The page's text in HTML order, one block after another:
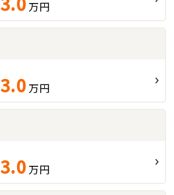
万円
3.0 万円
3.0 万円